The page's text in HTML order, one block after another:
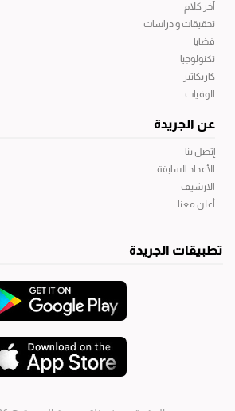
آخر كلام
تحقيقات و دراسات
قضايا
تكنولوجيا
كاريكاتير
الوفيات
عن الجريدة
إتصل بنا
الأعداد السابقة
الارشيف
أعلن معنا
تطبيقات الجريدة